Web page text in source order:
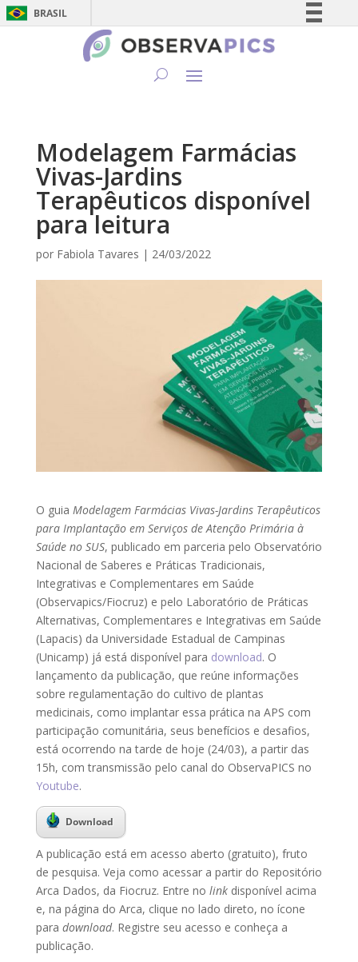
BRASIL
Simplifique!
Canais
Modelagem Farmácias
Vivas-Jardins
Terapêuticos disponível
para leitura
por Fabiola Tavares | 24/03/2022
O guia Modelagem Farmácias Vivas-Jardins Terapêuticos
para Implantação em Serviços de Atenção Primária à
Saúde no SUS, publicado em parceria pelo Observatório
Nacional de Saberes e Práticas Tradicionais,
Integrativas e Complementares em Saúde
(Observapics/Fiocruz) e pelo Laboratório de Práticas
Alternativas, Complementares e Integrativas em Saúde
(Lapacis) da Universidade Estadual de Campinas
(Unicamp) já está disponível para download. O
lançamento da publicação, que reúne informações
sobre regulamentação do cultivo de plantas
medicinais, como implantar essa prática na APS com
participação comunitária, seus benefícios e desafios,
está ocorrendo na tarde de hoje (24/03), a partir das
15h, com transmissão pelo canal do ObservaPICS no
Youtube.
Download
A publicação está em acesso aberto (gratuito), fruto
de pesquisa. Veja como acessar a partir do Repositório
Arca Dados, da Fiocruz. Entre no linkdisponível acima
e, na página do Arca, clique no lado direto, no ícone
para download. Registre seu acesso e conheça a
publicação.